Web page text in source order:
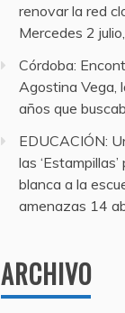
renovar la red
Mercedes 2
Córdoba:
Agostina Vega,
años que
EDUCACIÓN:
las
blanca a la
amenazas 14
ARCHIVO